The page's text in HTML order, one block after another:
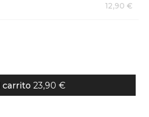
12,90 €
carrito 23,90 €